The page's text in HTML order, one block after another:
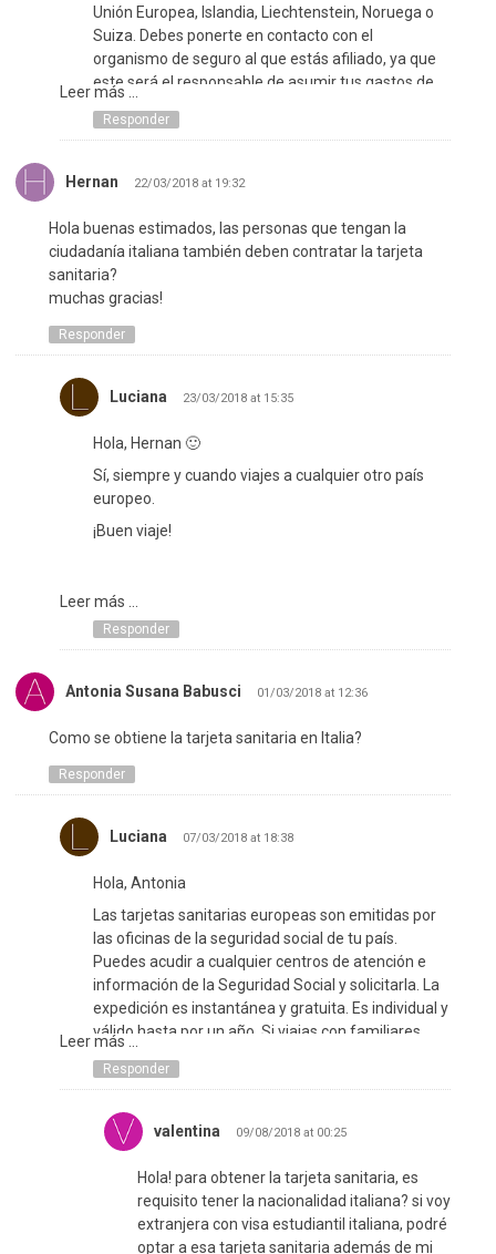
Unión Europea, Islandia, Liechtenstein, Noruega o
Suiza. Debes ponerte en contacto con el
organismo de seguro al que estás afiliado, ya que
este será el responsable de asumir tus gastos de
¡Saludos!
Leer más ...
Responder
Hernan 22/03/2018 at 19:32
Hola buenas estimados, las personas que tengan la
ciudadanía italiana también deben contratar la tarjeta
sanitaria?
muchas gracias!
Responder
Luciana 23/03/2018 at 15:35
Hola, Hernan 🙂
Sí, siempre y cuando viajes a cualquier otro país
europeo.
¡Buen viaje!
Leer más ...
Responder
Antonia Susana Babusci 01/03/2018 at 12:36
Como se obtiene la tarjeta sanitaria en Italia?
Responder
Luciana 07/03/2018 at 18:38
Hola, Antonia
Las tarjetas sanitarias europeas son emitidas por
las oficinas de la seguridad social de tu país.
Puedes acudir a cualquier centros de atención e
información de la Seguridad Social y solicitarla. La
expedición es instantánea y gratuita. Es individual y
válido hasta por un año. Si viajas con familiares,
tarjeta.
¡Saludos!
Leer más ...
Responder
valentina 09/08/2018 at 00:25
Hola! para obtener la tarjeta sanitaria, es
requisito tener la nacionalidad italiana? si voy
extranjera con visa estudiantil italiana, podré
optar a esa tarjeta sanitaria además de mi